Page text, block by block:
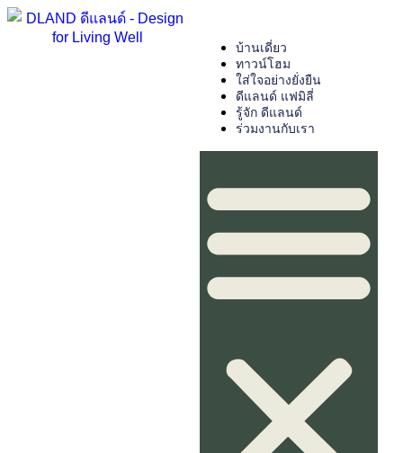
บ้านเดี่ยว
ทาวน์โฮม
ใส่ใจอย่างยั่งยืน
ดีแลนด์ แฟมิลี่
รู้จัก ดีแลนด์
ร่วมงานกับเรา